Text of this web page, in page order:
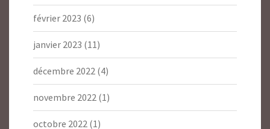
février 2023 (6)
janvier 2023 (11)
décembre 2022 (4)
novembre 2022 (1)
octobre 2022 (1)